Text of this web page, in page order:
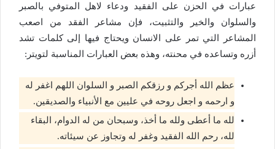
عبارات في الحزن على الفقيد ودعاء لاهل المتوفي بالصبر
والسلوان والخير والتثبيت، فإن مشاعر الفقد من اصعب
المشاعر التي تمر على الانسان ويحتاج فيها إلى كلمات تشد
أزره وتساعده في محنته، وهذه بعض العبارات المناسبة لتويتر:
عظم الله أجركم و رزقكم الصبر و السلوان اللهم اغفر له
و ارحمه و اجعل روحه في عليين مع الأنبياء والصديقين.
لله ما أعطى ولله ما أخذ، وسبحان من له الدوام، البقاء
لله، رحم الله الفقيد وغفر له وتجاوز عن سيئاته.